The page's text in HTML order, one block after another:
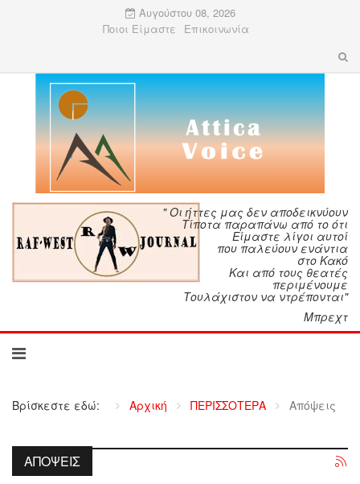
Αυγούστου 08, 2026
Ποιοι Είμαστε
Επικοινωνία
" Οι ήττες μας δεν αποδεικνύουν
Τίποτα παραπάνω από το ότι
Είμαστε λίγοι αυτοί
που παλεύουν ενάντια
στο Κακό
Και από τους θεατές
περιμένουμε
Τουλάχιστον να ντρέπονται"
Μπρεχτ
Βρίσκεστε εδώ: Αρχική ΠΕΡΙΣΣΟΤΕΡΑ Απόψεις
ΑΠΌΨΕΙΣ